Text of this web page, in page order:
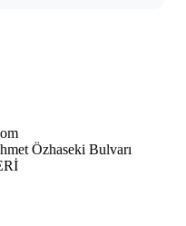
Özhaseki Bulvarı